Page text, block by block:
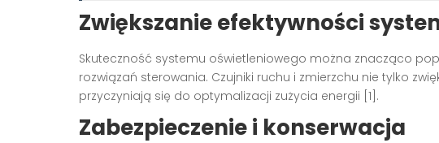
Zwiększanie efektywności
Skuteczność systemu oświetleniowego można znacząco
rozwiązań sterowania. Czujniki ruchu i zmierzchu nie tylko
przyczyniają się do optymalizacji zużycia energii [1].
Zabezpieczenie i konserwacja